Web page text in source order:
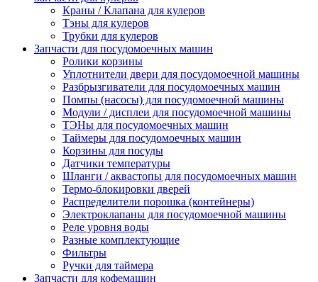
Краны / Клапана для кулеров
Тэны для кулеров
Трубки для кулеров
Запчасти для посудомоечных машин
Ролики корзины
Уплотнители двери для посудомоечной машины
Разбрызгиватели для посудомоечных машин
Помпы (насосы) для посудомоечной машины
Модули / дисплеи для посудомоечной машины
ТЭНы для посудомоечных машин
Таймеры для посудомоечных машин
Корзины для посуды
Датчики температуры
Шланги / аквастопы для посудомоечных машин
Термо-блокировки дверей
Распределители порошка (контейнеры)
Электроклапаны для посудомоечной машины
Реле уровня воды
Разные комплектующие
Фильтры
Ручки для таймера
Запчасти для кофемашин